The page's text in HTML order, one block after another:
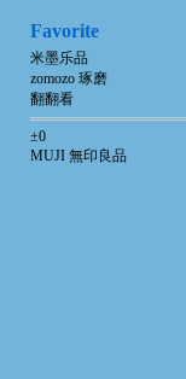
Favorite
米墨乐品
zomozo 琢磨
翻翻看
±0
MUJI 無印良品